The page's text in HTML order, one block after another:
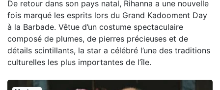
De retour dans son pays natal, Rihanna a une nouvelle
fois marqué les esprits lors du Grand Kadooment Day
à la Barbade. Vêtue d’un costume spectaculaire
composé de plumes, de pierres précieuses et de
détails scintillants, la star a célébré l’une des traditions
culturelles les plus importantes de l’île.